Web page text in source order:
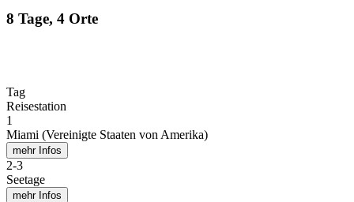
8 Tage, 4 Orte
Tag
Reisestation
1
Miami (Vereinigte Staaten von Amerika)
mehr Infos
2-3
Seetage
mehr Infos